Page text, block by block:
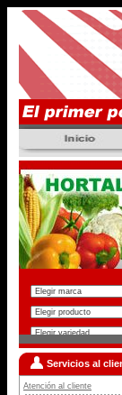
Servicios al
Atención al cliente